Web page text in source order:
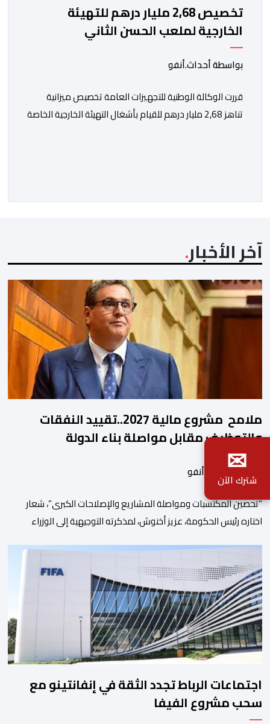
تخصيص 2,68 مليار درهم للتهيئة
الخارجية لملعب الحسن الثاني
بواسطة أحداث.أنفو
قررت الوكالة الوطنية للتجهيزات العامة تخصيص ميزانية
تناهز 2,68 مليار درهم للقيام بأشغال التهيئة الخارجية الخاصة
الإجمالية لطلبات العروض […]
آخر الأخبار
ملامح مشروع مالية 2027..تقييد النفقات
والتوظيف مقابل مواصلة بناء الدولة
الاجتماعية والاستثمار
بواسطة أحداث.أنفو
“تحصين المكتسبات ومواصلة المشاريع والإصلاحات الكبرى”، شعار
اختاره رئيس الحكومة، عزيز أخنوش، لمذكرته التوجيهية إلى الوزراء
مشروع من نوعه في ظل ولايته الحكومية. هذه الرسالة التأطيرية
ارتكزت على 4 أولويات، كما حملت ألحت على ضرورة عقلنة نفقات
التسيير، بل وتقييد التوظيف إلا في حالة الضرورة. […]
اجتماعات الرباط تجدد الثقة في إنفانتينو مع
سحب مشروع الفيفا
✉
شترك الآن